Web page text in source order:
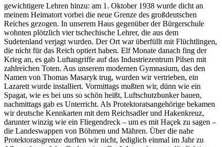
gewichtigere Lehren hinzu: am 1. Oktober 1938 wurde dicht an
meinem Heimatort vorbei die neue Grenze des großdeutschen
Reiches gezogen. In unserem Haus gegenüber der Bürgerschule
wohnten plötzlich vier tschechische Lehrer, die aus dem
Sudetenland verjagt wurden. Der Ort war überfüllt mit Flüchtlingen,
die nicht für das Reich optiert haben. Elf Monate danach fing der
Krieg an, es gab Luftangriffe auf das Industriezentrum Pilsen mit
zahlreichen Toten. Aus unserem modernen Gymnasium, das den
Namen von Thomas Masaryk trug, wurden wir vertrieben, ein
Lazarett wurde installiert. Vormittags mußten wir, dünn wie ein
Spagat, wie es bei uns so schön heißt, Luftschutzbunker bauen,
nachmittags gab es Unterricht. Als Protektoratsangehörige bekamen
wir deutsche Kennkarten mit dem Reichsadler und Hakenkreuz,
darunter winzig wie ein Fliegendreck – um es mit Haçek zu sagen –
die Landeswappen von Böhmen und Mähren. Über die nahe
Protektoratsgrenze durften wir nicht, lediglich einmal im Jahr zu